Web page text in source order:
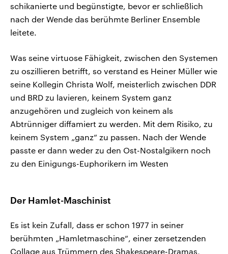
schikanierte und begünstigte, bevor er schließlich
nach der Wende das berühmte Berliner Ensemble
leitete.
Was seine virtuose Fähigkeit, zwischen den Systemen
zu oszillieren betrifft, so verstand es Heiner Müller wie
seine Kollegin Christa Wolf, meisterlich zwischen DDR
und BRD zu lavieren, keinem System ganz
anzugehören und zugleich von keinem als
Abtrünniger diffamiert zu werden. Mit dem Risiko, zu
keinem System „ganz“ zu passen. Nach der Wende
passte er dann weder zu den Ost-Nostalgikern noch
zu den Einigungs-Euphorikern im Westen
Der Hamlet-Maschinist
Es ist kein Zufall, dass er schon 1977 in seiner
berühmten „Hamletmaschine“, einer zersetzenden
Collage aus Trümmern des Shakespeare-Dramas,